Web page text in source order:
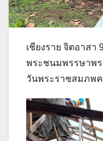
เชียงราย จิตอาสา
พระชนมพรรษาพร
วันพระราชสมภพค